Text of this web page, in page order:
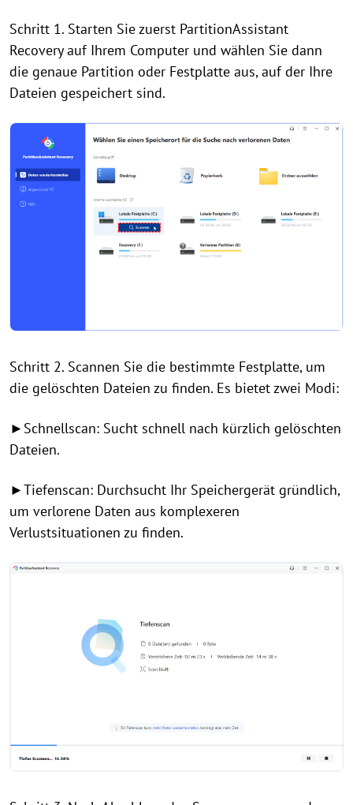
Schritt 1. Starten Sie zuerst PartitionAssistant
Recovery auf Ihrem Computer und wählen Sie dann
die genaue Partition oder Festplatte aus, auf der Ihre
Dateien gespeichert sind.
Schritt 2. Scannen Sie die bestimmte Festplatte, um
die gelöschten Dateien zu finden. Es bietet zwei Modi:
►Schnellscan: Sucht schnell nach kürzlich gelöschten
Dateien.
►Tiefenscan: Durchsucht Ihr Speichergerät gründlich,
um verlorene Daten aus komplexeren
Verlustsituationen zu finden.